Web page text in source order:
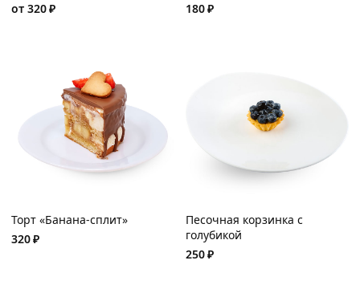
от 320₽
180₽
Торт «Банана-сплит»
320₽
Песочная корзинка с
голубикой
250₽